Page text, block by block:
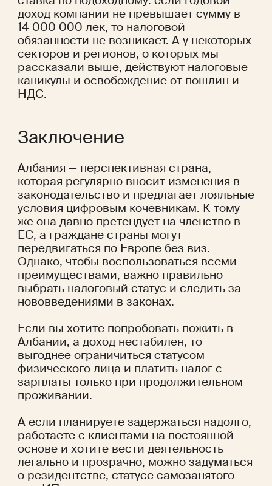
доход компании не превышает сумму в
14 000 000 лек, то налоговой
обязанности не возникает. А у некоторых
секторов и регионов, о которых мы
рассказали выше, действуют налоговые
каникулы и освобождение от пошлин и
НДС.
Заключение
Албания — перспективная страна,
которая регулярно вносит изменения в
законодательство и предлагает лояльные
условия цифровым кочевникам. К тому
же она давно претендует на членство в
ЕС, а граждане страны могут
передвигаться по Европе без виз.
Однако, чтобы воспользоваться всеми
преимуществами, важно правильно
выбрать налоговый статус и следить за
нововведениями в законах.
Если вы хотите попробовать пожить в
Албании, а доход нестабилен, то
выгоднее ограничиться статусом
физического лица и платить налог с
зарплаты только при продолжительном
проживании.
А если планируете задержаться надолго,
работаете с клиентами на постоянной
основе и хотите вести деятельность
легально и прозрачно, можно задуматься
о резидентстве, статусе самозанятого